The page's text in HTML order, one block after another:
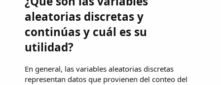
aleatorias discretas y
continúas y cuál es su
utilidad?
En general, las variables aleatorias discretas
representan datos que provienen del conteo del